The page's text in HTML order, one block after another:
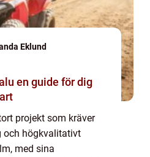
Eklund
dig
projekt som kräver
och högkvalitativt
med sina